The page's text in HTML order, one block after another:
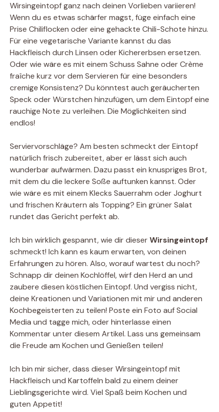
Wirsingeintopf ganz nach deinen Vorlieben variieren!
Wenn du es etwas schärfer magst, füge einfach eine
Prise Chiliflocken oder eine gehackte Chili-Schote hinzu.
Für eine vegetarische Variante kannst du das
Hackfleisch durch Linsen oder Kichererbsen ersetzen.
Oder wie wäre es mit einem Schuss Sahne oder Crème
fraîche kurz vor dem Servieren für eine besonders
cremige Konsistenz? Du könntest auch geräucherten
Speck oder Würstchen hinzufügen, um dem Eintopf eine
rauchige Note zu verleihen. Die Möglichkeiten sind
endlos!
Serviervorschläge? Am besten schmeckt der Eintopf
natürlich frisch zubereitet, aber er lässt sich auch
wunderbar aufwärmen. Dazu passt ein knuspriges Brot,
mit dem du die leckere Soße auftunken kannst. Oder
wie wäre es mit einem Klecks Sauerrahm oder Joghurt
und frischen Kräutern als Topping? Ein grüner Salat
rundet das Gericht perfekt ab.
Ich bin wirklich gespannt, wie dir dieserWirsingeintopf
schmeckt! Ich kann es kaum erwarten, von deinen
Erfahrungen zu hören. Also, worauf wartest du noch?
Schnapp dir deinen Kochlöffel, wirf den Herd an und
zaubere diesen köstlichen Eintopf. Und vergiss nicht,
deine Kreationen und Variationen mit mir und anderen
Kochbegeisterten zu teilen! Poste ein Foto auf Social
Media und tagge mich, oder hinterlasse einen
Kommentar unter diesem Artikel. Lass uns gemeinsam
die Freude am Kochen und Genießen teilen!
Ich bin mir sicher, dass dieser Wirsingeintopf mit
Hackfleisch und Kartoffeln bald zu einem deiner
Lieblingsgerichte wird. Viel Spaß beim Kochen und
guten Appetit!